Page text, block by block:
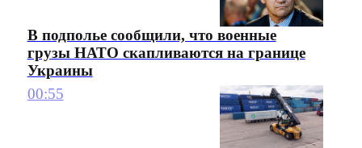
В подполье сообщили, что военные
грузы НАТО скапливаются на границе
Украины
00:55